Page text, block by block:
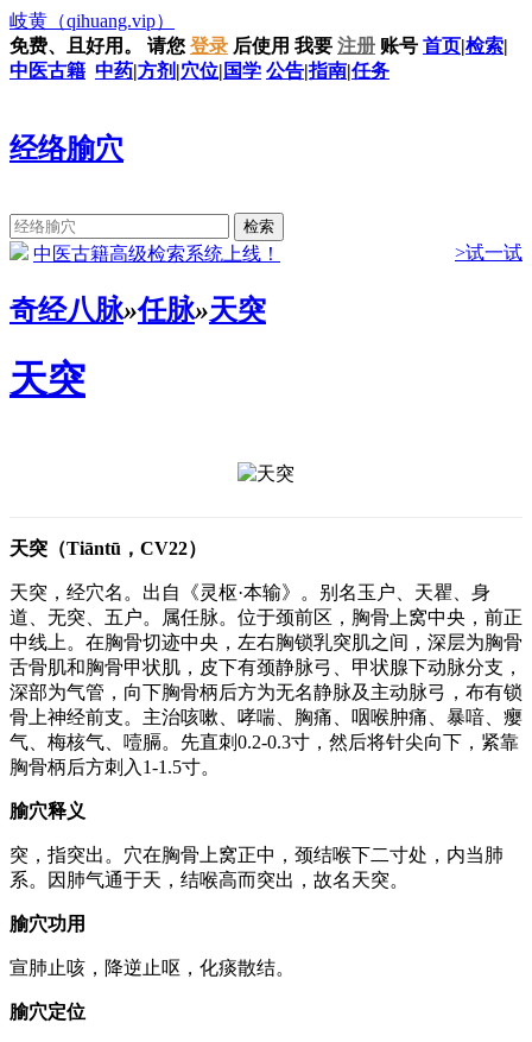
岐黄 （qihuang.vip）
免费、且好用。
请您 登录 后使用 我要 注册 账号 首页|检索|
中医古籍 中药|方剂 |穴位| 国学 公告|指南|任务
经络腧穴
中医古籍高级检索系统上线！ >试一试
奇经八脉»任脉»天突
天突
天突（Tiāntū，CV22）
天突，经穴名。出自《灵枢·本输》。别名玉户、天瞿、身
道、无突、五户。属任脉。位于颈前区，胸骨上窝中央，前正
中线上。在胸骨切迹中央，左右胸锁乳突肌之间，深层为胸骨
舌骨肌和胸骨甲状肌，皮下有颈静脉弓、甲状腺下动脉分支，
深部为气管，向下胸骨柄后方为无名静脉及主动脉弓，布有锁
骨上神经前支。主治咳嗽、哮喘、胸痛、咽喉肿痛、暴喑、瘿
气、梅核气、噎膈。先直刺0.2-0.3寸，然后将针尖向下，紧靠
胸骨柄后方刺入1-1.5寸。
腧穴释义
突，指突出。穴在胸骨上窝正中，颈结喉下二寸处，内当肺
系。因肺气通于天，结喉高而突出，故名天突。
腧穴功用
宣肺止咳，降逆止呕，化痰散结。
腧穴定位